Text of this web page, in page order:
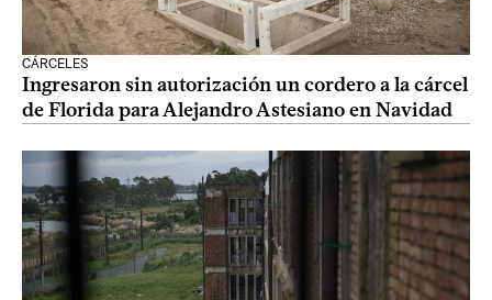
CÁRCELES
Ingresaron sin autorización un cordero a la cárcel
de Florida para Alejandro Astesiano en Navidad